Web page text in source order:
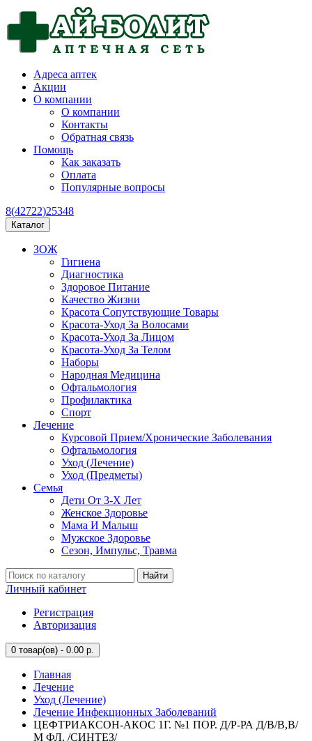
Адреса аптек
Акции
О компании
О компании
Контакты
Обратная связь
Помощь
Как заказать
Оплата
Популярные вопросы
8(42722)25348
Каталог
ЗОЖ
Гигиена
Диагностика
Здоровое Питание
Качество Жизни
Красота Сопутствующие Товары
Красота-Уход За Волосами
Красота-Уход За Лицом
Красота-Уход За Телом
Наборы
Народная Медицина
Офтальмология
Профилактика
Спорт
Лечение
Курсовой Прием/Хронические Заболевания
Офтальмология
Уход (Лечение)
Уход (Предметы)
Семья
Дети От 3-Х Лет
Женское Здоровье
Мама И Малыш
Мужское Здоровье
Сезон, Импульс, Травма
Найти
Личный кабинет
Регистрация
Авторизация
0 товар(ов) - 0.00 р.
Главная
Лечение
Уход (Лечение)
Лечение Инфекционных Заболеваний
ЦЕФТРИАКСОН-АКОС 1Г. №1 ПОР. Д/Р-РА Д/В/В,В/
М ФЛ. /СИНТЕЗ/